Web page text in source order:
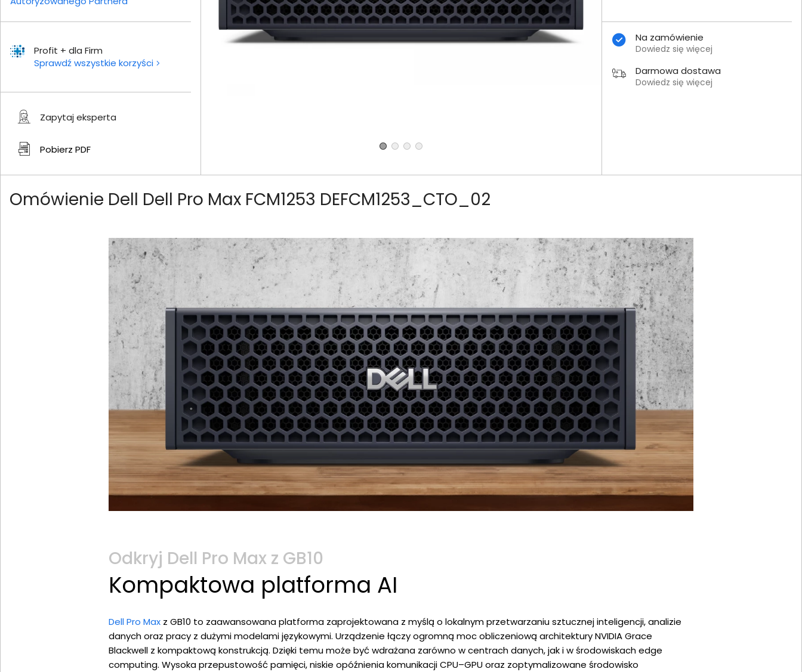
Profit + dla Firm
Sprawdź wszystkie korzyści
Zapytaj eksperta
Pobierz PDF
Na zamówienie
Dowiedz się więcej
Darmowa dostawa
Dowiedz się więcej
Omówienie Dell Dell Pro Max FCM1253 DEFCM1253_CTO_02
Odkryj Dell Pro Max z GB10
Kompaktowa platforma AI
Dell Pro Max z GB10 to zaawansowana platforma zaprojektowana z myślą o lokalnym przetwarzaniu sztucznej inteligencji, analizie
danych oraz pracy z dużymi modelami językowymi. Urządzenie łączy ogromną moc obliczeniową architektury NVIDIA Grace
Blackwell z kompaktową konstrukcją. Dzięki temu może być wdrażana zarówno w centrach danych, jak i w środowiskach edge
computing. Wysoka przepustowość pamięci, niskie opóźnienia komunikacji CPU–GPU oraz zoptymalizowane środowisko